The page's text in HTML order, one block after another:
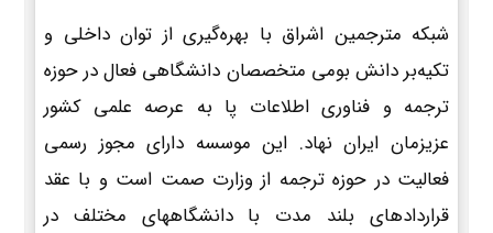
شبکه مترجمین اشراق با بهره‌گیری از توان داخلی و
تکیه‌بر دانش بومی متخصصان دانشگاهی فعال در حوزه
ترجمه و فناوری اطلاعات پا به عرصه علمی کشور
عزیزمان ایران نهاد. این موسسه دارای مجوز رسمی
فعالیت در حوزه ترجمه از وزارت صمت است و با عقد
قراردادهای بلند مدت با دانشگاههای مختلف در